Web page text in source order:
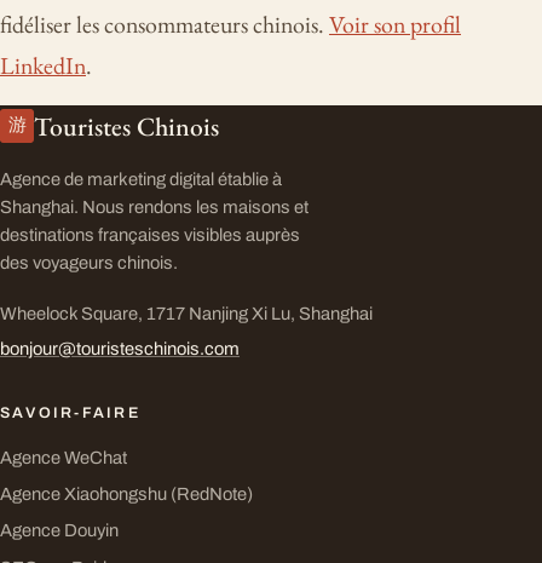
fidéliser les consommateurs chinois.Voir son profil
LinkedIn.
游 Touristes Chinois
Agence de marketing digital établie à
Shanghai. Nous rendons les maisons et
destinations françaises visibles auprès
des voyageurs chinois.
Wheelock Square, 1717 Nanjing Xi Lu, Shanghai
bonjour@touristeschinois.com
SAVOIR-FAIRE
Agence WeChat
Agence Xiaohongshu (RedNote)
Agence Douyin